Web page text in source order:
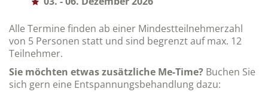
Alle Termine finden ab einer Mindestteilnehmerzahl
von 5 Personen statt und sind begrenzt auf max. 12
Teilnehmer.
Sie möchten etwas zusätzliche Me-Time? Buchen Sie
sich gern eine Entspannungsbehandlung dazu: